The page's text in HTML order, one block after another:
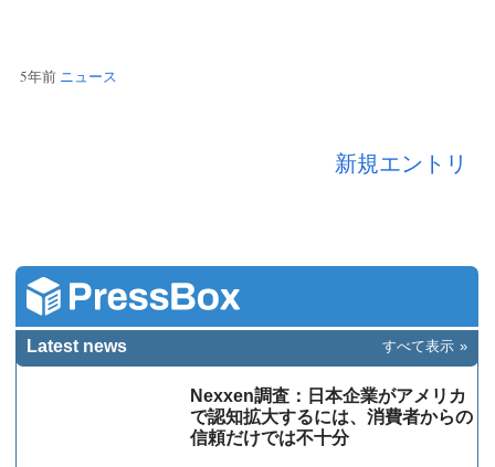
5年前 ニュース
新規エントリ
Latest news すべて表示
Nexxen調査：日本企業がアメリカ
で認知拡大するには、消費者からの
信頼だけでは不十分